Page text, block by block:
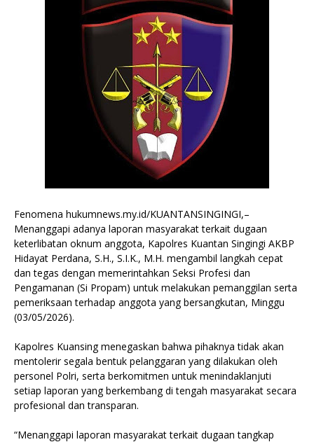
Fenomena hukumnews.my.id/KUANTANSINGINGI,–
Menanggapi adanya laporan masyarakat terkait dugaan
keterlibatan oknum anggota, Kapolres Kuantan Singingi AKBP
Hidayat Perdana, S.H., S.I.K., M.H. mengambil langkah cepat
dan tegas dengan memerintahkan Seksi Profesi dan
Pengamanan (Si Propam) untuk melakukan pemanggilan serta
pemeriksaan terhadap anggota yang bersangkutan, Minggu
(03/05/2026).
Kapolres Kuansing menegaskan bahwa pihaknya tidak akan
mentolerir segala bentuk pelanggaran yang dilakukan oleh
personel Polri, serta berkomitmen untuk menindaklanjuti
setiap laporan yang berkembang di tengah masyarakat secara
profesional dan transparan.
“Menanggapi laporan masyarakat terkait dugaan tangkap